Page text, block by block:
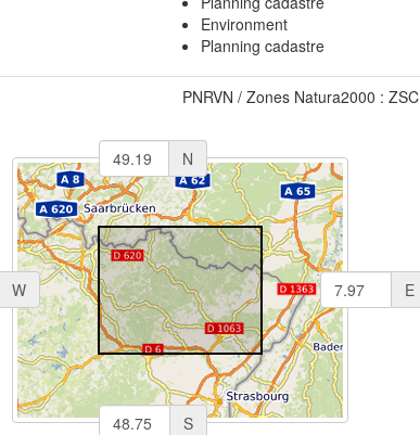
Environment
Planning cadastre
PNRVN / Zones Natura2000 : ZSC
N
S
E
W